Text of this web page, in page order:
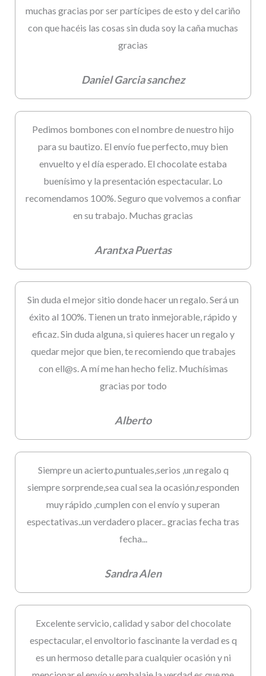
muchas gracias por ser partícipes de esto y del cariño
con que hacéis las cosas sin duda soy la caña muchas
gracias
Daniel Garcia sanchez
Pedimos bombones con el nombre de nuestro hijo
para su bautizo. El envío fue perfecto, muy bien
envuelto y el día esperado. El chocolate estaba
buenísimo y la presentación espectacular. Lo
recomendamos 100%. Seguro que volvemos a confiar
en su trabajo. Muchas gracias
Arantxa Puertas
Sin duda el mejor sitio donde hacer un regalo. Será un
éxito al 100%. Tienen un trato inmejorable, rápido y
eficaz. Sin duda alguna, si quieres hacer un regalo y
quedar mejor que bien, te recomiendo que trabajes
con ell@s. A mí me han hecho feliz. Muchísimas
gracias por todo
Alberto
Siempre un acierto,puntuales,serios ,un regalo q
siempre sorprende,sea cual sea la ocasión,responden
muy rápido ,cumplen con el envío y superan
espectativas..un verdadero placer.. gracias fecha tras
fecha...
Sandra Alen
Excelente servicio, calidad y sabor del chocolate
espectacular, el envoltorio fascinante la verdad es q
es un hermoso detalle para cualquier ocasión y ni